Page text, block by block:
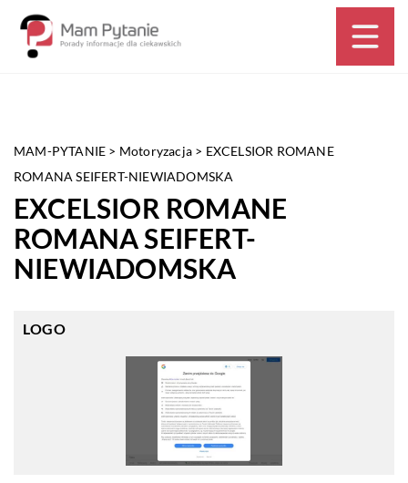
MAM-PYTANIE > Motoryzacja > EXCELSIOR ROMANE
ROMANA SEIFERT-NIEWIADOMSKA
EXCELSIOR ROMANE
ROMANA SEIFERT-
NIEWIADOMSKA
LOGO